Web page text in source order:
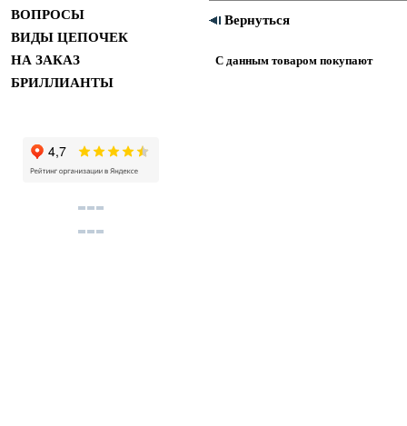
ВОПРОСЫ
ВИДЫ ЦЕПОЧЕК
НА ЗАКАЗ
БРИЛЛИАНТЫ
Вернуться
С данным товаром покупают